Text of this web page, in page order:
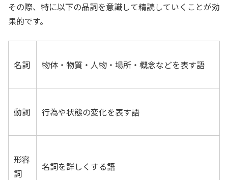
その際、特に以下の品詞を意識して精読していくことが効
果的です。
名詞 物体・物質・人物・場所・概念などを表す語
動詞 行為や状態の変化を表す語
形容
詞
名詞を詳しくする語